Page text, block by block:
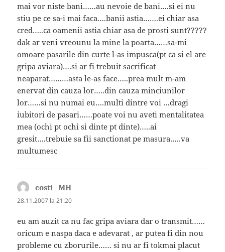
mai vor niste bani……au nevoie de bani….si ei nu
stiu pe ce sa-i mai faca….banii astia…….ei chiar asa
cred…..ca oamenii astia chiar asa de prosti sunt?????
dak ar veni vreounu la mine la poarta……sa-mi
omoare pasarile din curte l-as impusca(pt ca si el are
gripa aviara)….si ar fi trebuit sacrificat
neaparat………asta le-as face…..prea mult m-am
enervat din cauza lor…..din cauza minciunilor
lor……si nu numai eu….multi dintre voi …dragi
iubitori de pasari……poate voi nu aveti mentalitatea
mea (ochi pt ochi si dinte pt dinte)…..ai
gresit….trebuie sa fii sanctionat pe masura…..va
multumesc
costi _MH
28.11.2007 la 21:20
eu am auzit ca nu fac gripa aviara dar o transmit……
oricum e naspa daca e adevarat , ar putea fi din nou
probleme cu zborurile…… si nu ar fi tokmai placut